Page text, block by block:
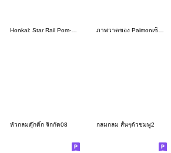
หัวกลมดุ๊กดิ๊ก จิกกัด08 กลมกลม สั้นๆตัวชมพู2